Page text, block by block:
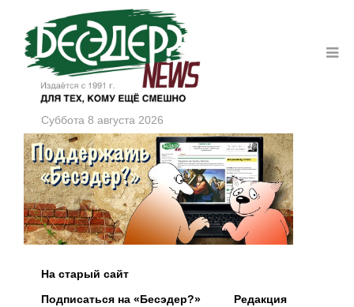
Суббота 8 августа 2026
На старый сайт
Подписаться на «Бесэдер?»
Редакция